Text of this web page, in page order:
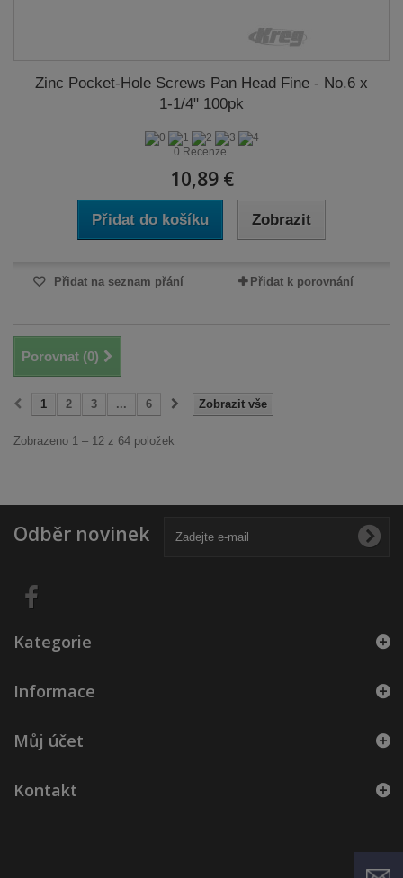
Zinc Pocket-Hole Screws Pan Head Fine - No.6 x
1-1/4" 100pk
0 Recenze
10,89 €
Přidat do košíku Zobrazit
Přidat na seznam přání Přidat k porovnání
Porovnat (0)
Zobrazit vše
1 2 3 ... 6
Zobrazeno 1 – 12 z 64 položek
Odběr novinek
Kategorie
Informace
Můj účet
Kontakt